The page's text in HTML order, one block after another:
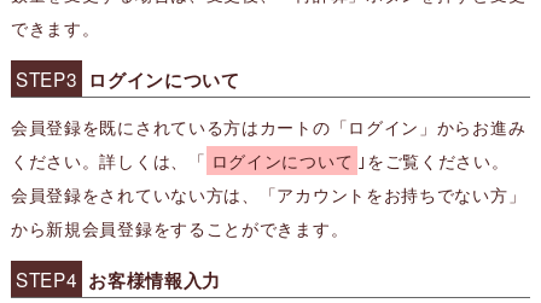
できます。
STEP3 ログインについて
会員登録を既にされている方はカートの「ログイン」からお進み
ください。詳しくは、「 ログインについて ｣をご覧ください。
会員登録をされていない方は、「アカウントをお持ちでない方」
から新規会員登録をすることができます。
STEP4 お客様情報入力